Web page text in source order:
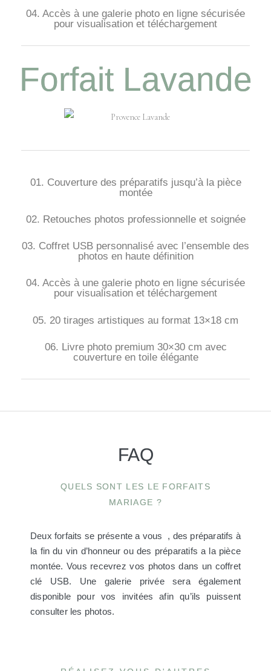
04. Accès à une galerie photo en ligne sécurisée
pour visualisation et téléchargement
Forfait Lavande
01. Couverture des préparatifs jusqu’à la pièce
montée
02. Retouches photos professionnelle et soignée
03. Coffret USB personnalisé avec l’ensemble des
photos en haute définition
04. Accès à une galerie photo en ligne sécurisée
pour visualisation et téléchargement
05. 20 tirages artistiques au format 13×18 cm
06. Livre photo premium 30×30 cm avec
couverture en toile élégante
FAQ
QUELS SONT LES LE FORFAITS
MARIAGE ?
Deux forfaits se présente a vous , des préparatifs à
la fin du vin d’honneur ou des préparatifs a la pièce
montée. Vous recevrez vos photos dans un coffret
clé USB. Une galerie privée sera également
disponible pour vos invitées afin qu’ils puissent
consulter les photos.